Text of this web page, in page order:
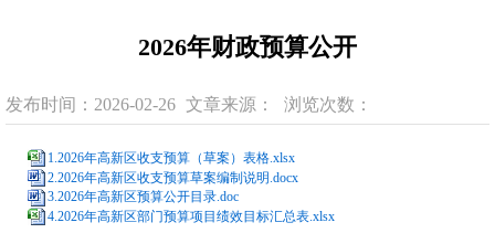
2026年财政预算公开
发布时间：2026-02-26 文章来源： 浏览次数：
1.2026年高新区收支预算（草案）表格.xlsx
2.2026年高新区收支预算草案编制说明.docx
3.2026年高新区预算公开目录.doc
4.2026年高新区部门预算项目绩效目标汇总表.xlsx